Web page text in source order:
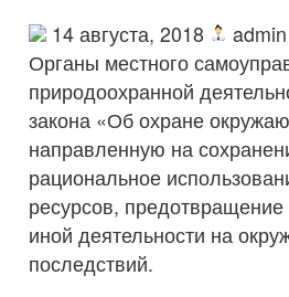
14 августа, 2018
admin
Органы местного
природоохранной
закона «Об охране
направленную на
рациональное
ресурсов, предотвращение
иной деятельности на
последствий.